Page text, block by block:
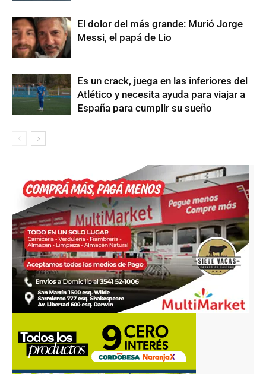
El dolor del más grande: Murió Jorge
Messi, el papá de Lio
Es un crack, juega en las inferiores del
Atlético y necesita ayuda para viajar a
España para cumplir su sueño